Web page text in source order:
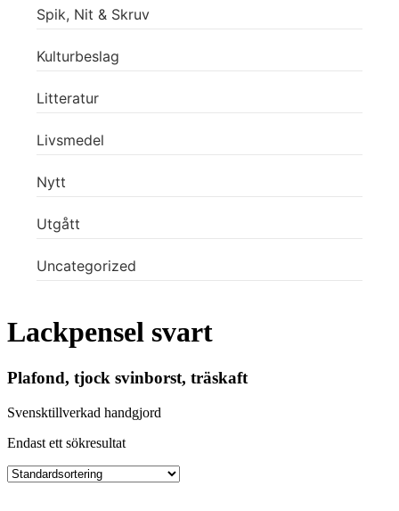
Spik, Nit & Skruv
Kulturbeslag
Litteratur
Livsmedel
Nytt
Utgått
Uncategorized
Lackpensel svart
Plafond, tjock svinborst, träskaft
Svensktillverkad handgjord
Endast ett sökresultat